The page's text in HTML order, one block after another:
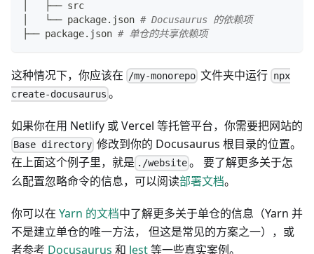
│   ├── src
│   └── package.json # Docusaurus 的依赖项
├── package.json # 单仓的共享依赖项
这种情况下，你应该在 /my-monorepo 文件夹中运行 npx
create-docusaurus 。
如果你在用 Netlify 或 Vercel 等托管平台，你需要把网站的
Base directory 修改到你的 Docusaurus 根目录的位置。
在上面这个例子里，就是 ./website 。 要了解更多关于怎
么配置忽略命令的信息，可以阅读部署文档。
你可以在 Yarn 的文档中了解更多关于单仓的信息（Yarn 并
不是建立单仓的唯一方法， 但这是常见的方案之一），或
者参考 Docusaurus 和 Jest等一些真实案例。